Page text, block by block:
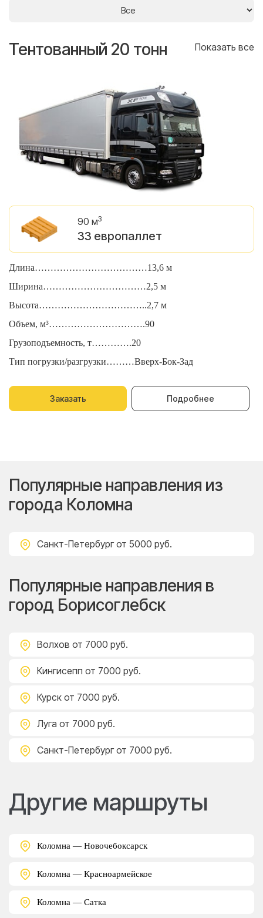
Тентованный 20 тонн Показать все
90 м3
33 европаллет
Длина………………………………13,6 м
Ширина……………………………2,5 м
Высота……………………………..2,7 м
Объем, м³………………………….90
Грузоподъемность, т………….20
Тип погрузки/разгрузки………Вверх-Бок-Зад
Заказать Подробнее
Популярные направления из
города Коломна
Санкт-Петербург от 5000 руб.
Популярные направления в
город Борисоглебск
Волхов от 7000 руб.
Кингисепп от 7000 руб.
Курск от 7000 руб.
Луга от 7000 руб.
Санкт-Петербург от 7000 руб.
Другие маршруты
Коломна — Новочебоксарск
Коломна — Красноармейское
Коломна — Сатка